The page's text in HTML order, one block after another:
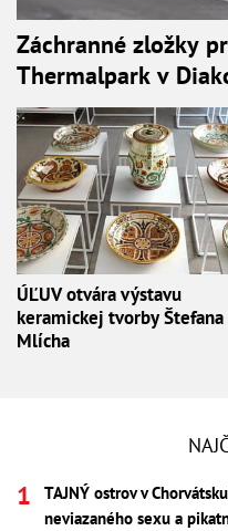
Záchranné zložky
Thermalpark v
ÚĽUV otvára výstavu
keramickej tvorby Štefana
Mlícha
TAJNÝ ostrov v
neviazaného sexu a